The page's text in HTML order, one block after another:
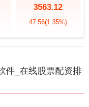
3563.12
47.56(1.35%)
件_在线股票配资排